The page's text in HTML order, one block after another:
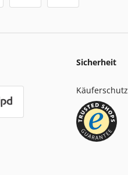
Sicherheit
Käuferschutz